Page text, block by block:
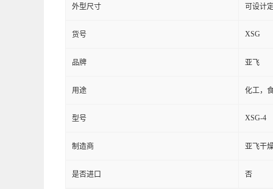
外型尺寸 可设计
货号 XSG
品牌 亚飞
用途 化工，
型号 XSG-4
制造商 亚飞干
是否进口 否